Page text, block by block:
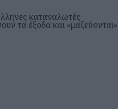
καταναλωτές
τα έξοδα και «μαζεύονται»